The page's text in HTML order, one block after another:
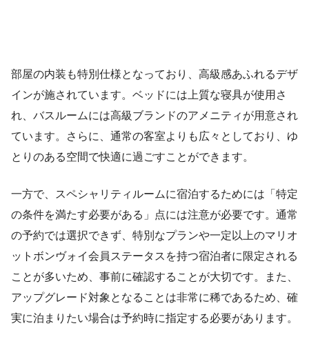
部屋の内装も特別仕様となっており、高級感あふれるデザ
インが施されています。ベッドには上質な寝具が使用さ
れ、バスルームには高級ブランドのアメニティが用意され
ています。さらに、通常の客室よりも広々としており、ゆ
とりのある空間で快適に過ごすことができます。
一方で、スペシャリティルームに宿泊するためには「特定
の条件を満たす必要がある」点には注意が必要です。通常
の予約では選択できず、特別なプランや一定以上のマリオ
ットボンヴォイ会員ステータスを持つ宿泊者に限定される
ことが多いため、事前に確認することが大切です。また、
アップグレード対象となることは非常に稀であるため、確
実に泊まりたい場合は予約時に指定する必要があります。